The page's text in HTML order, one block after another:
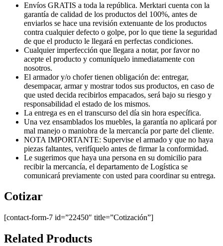
Envíos GRATIS a toda la república. Merktari cuenta con la
garantía de calidad de los productos del 100%, antes de
enviarlos se hace una revisión extenuante de los productos
contra cualquier defecto o golpe, por lo que tiene la seguridad
de que el producto le llegará en perfectas condiciones.
Cualquier imperfección que llegara a notar, por favor no
acepte el producto y comuníquelo inmediatamente con
nosotros.
El armador y/o chofer tienen obligación de: entregar,
desempacar, armar y mostrar todos sus productos, en caso de
que usted decida recibirlos empacados, será bajo su riesgo y
responsabilidad el estado de los mismos.
La entrega es en el transcurso del día sin hora específica.
Una vez ensamblados los muebles, la garantía no aplicará por
mal manejo o maniobra de la mercancía por parte del cliente.
NOTA IMPORTANTE: Supervise el armado y que no haya
piezas faltantes, verifíquelo antes de firmar la conformidad.
Le sugerimos que haya una persona en su domicilio para
recibir la mercancía, el departamento de Logística se
comunicará previamente con usted para coordinar su entrega.
Cotizar
[contact-form-7 id=”22450″ title=”Cotización”]
Related Products